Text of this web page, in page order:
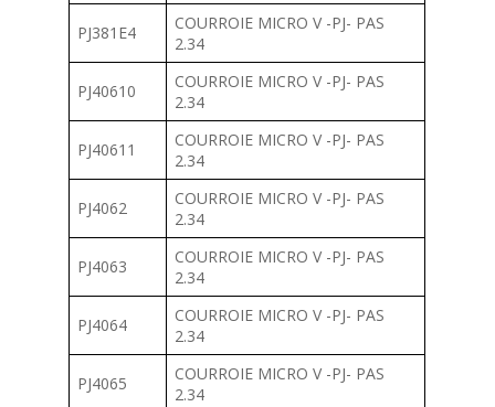
PJ381E4
COURROIE MICRO V -PJ- PAS
2.34
PJ40610
COURROIE MICRO V -PJ- PAS
2.34
PJ40611
COURROIE MICRO V -PJ- PAS
2.34
PJ4062
COURROIE MICRO V -PJ- PAS
2.34
PJ4063
COURROIE MICRO V -PJ- PAS
2.34
PJ4064
COURROIE MICRO V -PJ- PAS
2.34
PJ4065
COURROIE MICRO V -PJ- PAS
2.34